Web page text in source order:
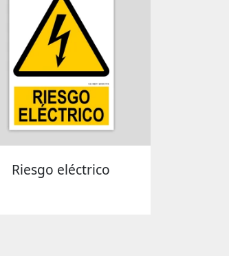
Riesgo eléctrico